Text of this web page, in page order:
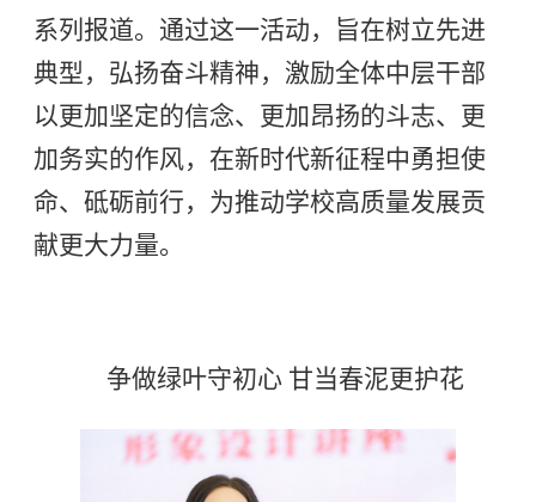
系列报道。通过这一活动，旨在树立先进
典型，弘扬奋斗精神，激励全体中层干部
以更加坚定的信念、更加昂扬的斗志、更
加务实的作风，在新时代新征程中勇担使
命、砥砺前行，为推动学校高质量发展贡
献更大力量。
争做绿叶守初心 甘当春泥更护花